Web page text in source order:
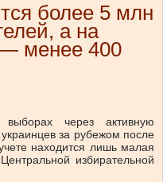
более 5 млн
а на
— менее 400
выборах через активную
за рубежом после
находится лишь малая
избирательной